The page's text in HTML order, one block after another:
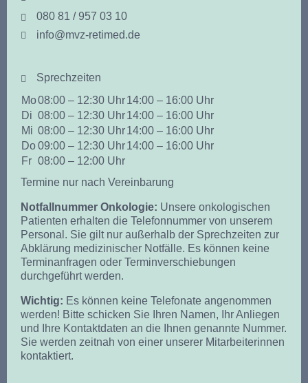
080 81 / 957 03 10
info@mvz-retimed.de
Sprechzeiten
Mo08:00 – 12:30 Uhr14:00 – 16:00 Uhr
Di 08:00 – 12:30 Uhr14:00 – 16:00 Uhr
Mi 08:00 – 12:30 Uhr14:00 – 16:00 Uhr
Do09:00 – 12:30 Uhr14:00 – 16:00 Uhr
Fr 08:00 – 12:00 Uhr
Termine nur nach Vereinbarung
Notfallnummer Onkologie: Unsere onkologischen
Patienten erhalten die Telefonnummer von unserem
Personal. Sie gilt nur außerhalb der Sprechzeiten zur
Abklärung medizinischer Notfälle. Es können keine
Terminanfragen oder Terminverschiebungen
durchgeführt werden.
Wichtig: Es können keine Telefonate angenommen
werden! Bitte schicken Sie Ihren Namen, Ihr Anliegen
und Ihre Kontaktdaten an die Ihnen genannte Nummer.
Sie werden zeitnah von einer unserer Mitarbeiterinnen
kontaktiert.